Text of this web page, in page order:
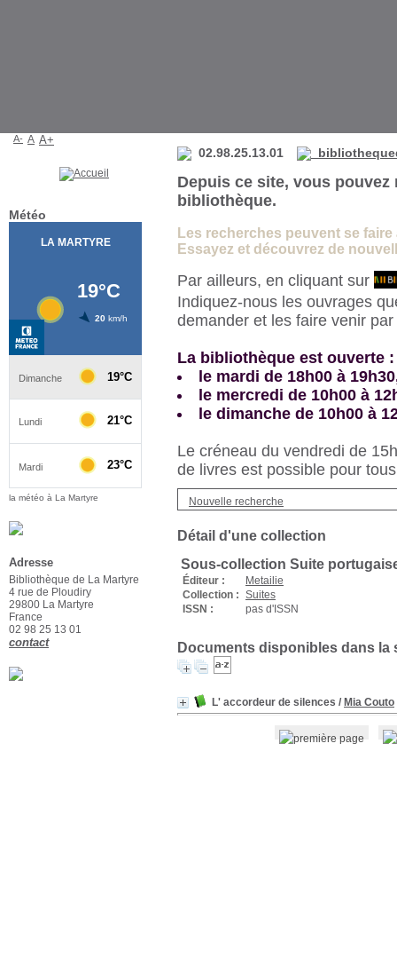
Les recherches peuvent se
Essayez et découvrez de
Par ailleurs, en cliquant sur
Indiquez-nous les ouvrages
demander et les faire venir
La bibliothèque est ouverte :
le mardi de 18h00 à
le mercredi de 10h00 à
le dimanche de 10h00 à
Le créneau du vendredi de
de livres est possible pour
Nouvelle recherche
Détail d'une collection
Sous-collection Suite
Éditeur :
Metailie
Collection : Suites
ISSN :
pas d'ISSN
Documents disponibles dans la
L' accordeur de silences / Mia Couto
02.98.25.13.01
Depuis ce site, vous
bibliothèque.
A- A A+
Météo
la météo à La Martyre
Adresse
Bibliothèque de La Martyre
4 rue de Ploudiry
29800 La Martyre
France
02 98 25 13 01
contact